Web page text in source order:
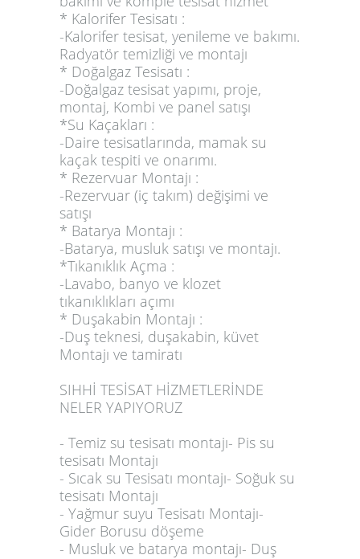
* Kalorifer Tesisatı :
-Kalorifer tesisat, yenileme ve bakımı.
Radyatör temizliği ve montajı
* Doğalgaz Tesisatı :
-Doğalgaz tesisat yapımı, proje,
montaj, Kombi ve panel satışı
*Su Kaçakları :
-Daire tesisatlarında, mamak su
kaçak tespiti ve onarımı.
* Rezervuar Montajı :
-Rezervuar (iç takım) değişimi ve
satışı
* Batarya Montajı :
-Batarya, musluk satışı ve montajı.
*Tıkanıklık Açma :
-Lavabo, banyo ve klozet
tıkanıklıkları açımı
* Duşakabin Montajı :
-Duş teknesi, duşakabin, küvet
Montajı ve tamiratı
SIHHİ TESİSAT HİZMETLERİNDE
NELER YAPIYORUZ
- Temiz su tesisatı montajı- Pis su
tesisatı Montajı
- Sıcak su Tesisatı montajı- Soğuk su
tesisatı Montajı
- Yağmur suyu Tesisatı Montajı-
Gider Borusu döşeme
- Musluk ve batarya montajı- Duş